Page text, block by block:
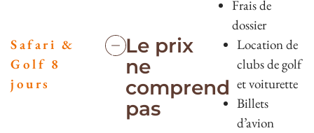
Frais de
dossier
Safari &
Golf 8
jours
Le prix
ne
comprend
pas
Location de
clubs de golf
et voiturette
Billets
d’avion